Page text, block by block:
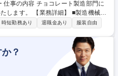
します。 【業務詳細】 ■製造機械稼
社の特徴】 工場内
て成長・ステップアップも可能で
時短勤務あり 退職金あり 服装自由
？